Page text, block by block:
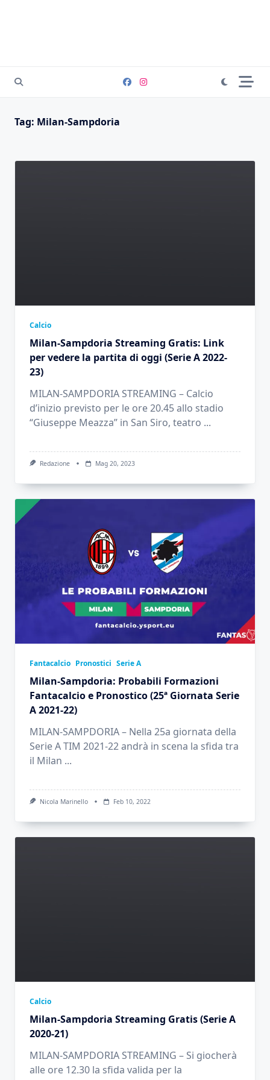
Tag: Milan-Sampdoria
Calcio
Milan-Sampdoria Streaming Gratis: Link
per vedere la partita di oggi (Serie A 2022-
23)
MILAN-SAMPDORIA STREAMING – Calcio
d’inizio previsto per le ore 20.45 allo stadio
“Giuseppe Meazza” in San Siro, teatro ...
Redazione Mag 20, 2023
Fantacalcio Pronostici Serie A
Milan-Sampdoria: Probabili Formazioni
Fantacalcio e Pronostico (25ª Giornata Serie
A 2021-22)
MILAN-SAMPDORIA – Nella 25a giornata della
Serie A TIM 2021-22 andrà in scena la sfida tra
il Milan ...
Nicola Marinello Feb 10, 2022
Calcio
Milan-Sampdoria Streaming Gratis (Serie A
2020-21)
MILAN-SAMPDORIA STREAMING – Si giocherà
alle ore 12.30 la sfida valida per la